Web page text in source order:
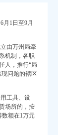
1日至9月
由万州局牵
机制，各职
人，推行“局
问题的辖区
工具、设
场所的，按
数额在1万元